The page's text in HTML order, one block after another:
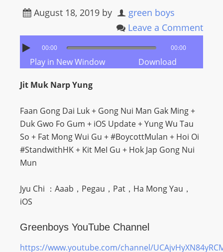
August 18, 2019 by
green boys
Leave a Comment
00:00 00:00
Play in New Window Download
Jit Muk Narp Yung
Faan Gong Dai Luk + Gong Nui Man Gak Ming +
Duk Gwo Fo Gum + iOS Update + Yung Wu Tau
So + Fat Mong Wui Gu +#BoycottMulan + Hoi Oi
#StandwithHK + Kit MeI Gu + Hok Jap Gong Nui
Mun
Jyu Chi ：Aaab，Pegau，Pat，Ha Mong Yau，
iOS
Greenboys YouTube Channel
https://www.youtube.com/channel/